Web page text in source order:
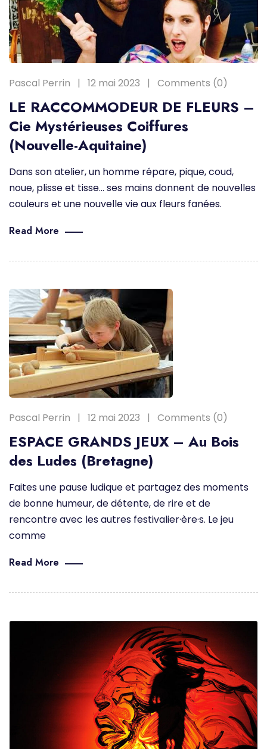
Pascal Perrin 12 mai 2023 Comments (0)
LE RACCOMMODEUR DE FLEURS –
Cie Mystérieuses Coiffures
(Nouvelle-Aquitaine)
Dans son atelier, un homme répare, pique, coud,
noue, plisse et tisse… ses mains donnent de nouvelles
couleurs et une nouvelle vie aux fleurs fanées.
Read More
Pascal Perrin 12 mai 2023 Comments (0)
ESPACE GRANDS JEUX – Au Bois
des Ludes (Bretagne)
Faites une pause ludique et partagez des moments
de bonne humeur, de détente, de rire et de
rencontre avec les autres festivalier·ère·s. Le jeu
comme
Read More